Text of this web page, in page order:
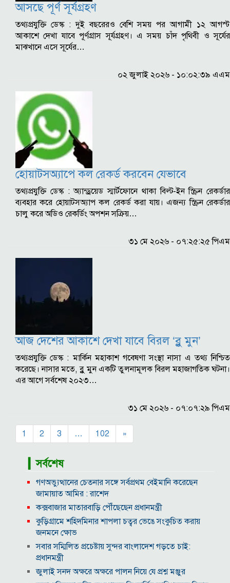
আসছে পূর্ণ সূর্যগ্রহণ
তথ্যপ্রযুক্তি ডেস্ক : দুই বছরেরও বেশি সময় পর আগামী ১২ আগস্ট
আকাশে দেখা যাবে পূর্ণগ্রাস সূর্যগ্রহণ। এ সময় চাঁদ পৃথিবী ও সূর্যের
মাঝখানে এসে সূর্যের…
০২ জুলাই ২০২৬ - ১০:০২:৩৯ এএম
হোয়াটসঅ্যাপে কল রেকর্ড করবেন যেভাবে
তথ্যপ্রযুক্তি ডেস্ক : অ্যান্ড্রয়েড স্মার্টফোনে থাকা বিল্ট-ইন স্ক্রিন রেকর্ডার
ব্যবহার করে হোয়াটসঅ্যাপ কল রেকর্ড করা যায়। এজন্য স্ক্রিন রেকর্ডার
চালু করে অডিও রেকর্ডিং অপশন সক্রিয়…
৩১ মে ২০২৬ - ০৭:২৫:২৫ পিএম
আজ দেশের আকাশে দেখা যাবে বিরল ‘ব্লু মুন’
তথ্যপ্রযুক্তি ডেস্ক : মার্কিন মহাকাশ গবেষণা সংস্থা নাসা এ তথ্য নিশ্চিত
করেছে। নাসার মতে, ব্লু মুন একটি তুলনামূলক বিরল মহাজাগতিক ঘটনা।
এর আগে সর্বশেষ ২০২৩…
৩১ মে ২০২৬ - ০৭:০৭:২৯ পিএম
1 2 3 … 102 »
▎সর্বশেষ
গণঅভ্যুত্থানের চেতনার সঙ্গে সর্বপ্রথম বেইমানি করেছেন
জামায়াত আমির : রাশেদ
কক্সবাজার মাতারবাড়ি পৌঁছেছেন প্রধানমন্ত্রী
কুড়িগ্রামে শহিদমিনার শাপলা চত্বর ভেঙে সংকুচিত করায়
জনমনে ক্ষোভ
সবার সম্মিলিত প্রচেষ্টায় সুন্দর বাংলাদেশ গড়তে চাই:
প্রধানমন্ত্রী
জুলাই সনদ অক্ষরে অক্ষরে পালন নিয়ে যে প্রশ্ন মঞ্জুর